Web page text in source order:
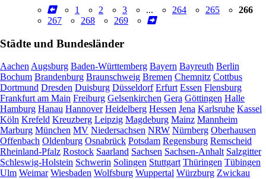
1 2 3 ... 264 265
266
267
268 269
Städte und Bundesländer
Aachen Augsburg Baden-Württemberg Bayern Bayreuth Berlin
Bochum Brandenburg Braunschweig Bremen Chemnitz Cottbus
Dortmund Dresden Duisburg Düsseldorf Erfurt Essen Flensburg
Frankfurt am Main Freiburg Gelsenkirchen Gera Göttingen Halle
Hamburg Hanau Hannover Heidelberg Hessen Jena Karlsruhe Kassel
Köln Krefeld Kreuzberg Leipzig Magdeburg Mainz Mannheim
Marburg München MV Niedersachsen NRW Nürnberg Oberhausen
Offenbach Oldenburg Osnabrück Potsdam Regensburg Remscheid
Rheinland-Pfalz Rostock Saarland Sachsen Sachsen-Anhalt Salzgitter
Schleswig-Holstein Schwerin Solingen Stuttgart Thüringen Tübingen
Ulm Weimar Wiesbaden Wolfsburg Wuppertal Würzburg Zwickau